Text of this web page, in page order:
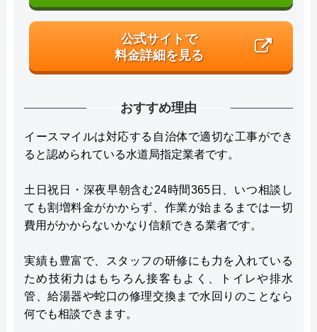
公式サイトで
料金詳細を見る
おすすめ理由
イースマイルは対応する自治体で適切な工事ができ
ると認められている水道局指定業者です。
土日祝日・深夜早朝含む24時間365日、いつ相談し
ても割増料金がかからず、作業が始まるまでは一切
費用がかからないかなり信頼できる業者です。
実績も豊富で、スタッフの研修にも力を入れている
ため技術力はもちろん接客もよく、トイレや排水
管、給湯器や蛇口の修理交換まで水回りのことなら
何でも相談できます。